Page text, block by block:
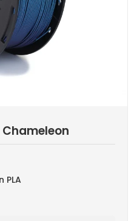
Chameleon
PLA